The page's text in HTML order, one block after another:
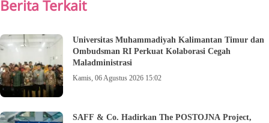
Berita Terkait
Universitas Muhammadiyah Kalimantan Timur dan
Ombudsman RI Perkuat Kolaborasi Cegah
Maladministrasi
Kamis, 06 Agustus 2026 15:02
SAFF & Co. Hadirkan The POSTOJNA Project,